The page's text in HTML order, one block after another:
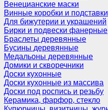
Венецианские маски
Винные коробки и подставки
Для бижутерии и украшений
Бирки и подвески
Браслеты деревянные
Бусины деревянные
Медальоны деревянные
Домики и скворечники
Доски кухонные
Доски кухонные из массива
Доски под роспись и резьбу
Керамика, фарфор, стекло